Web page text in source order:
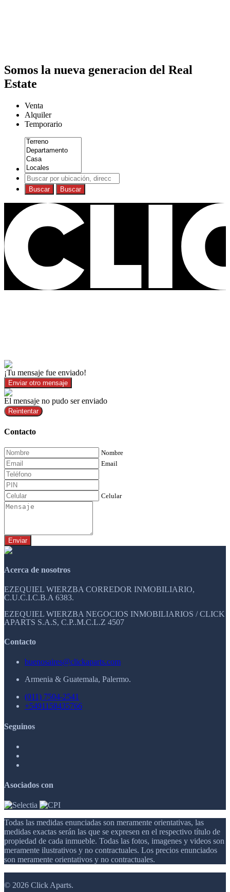
Somos la nueva generacion del Real
Estate
Venta
Alquiler
Temporario
Buscar Buscar
¡Tu mensaje fue enviado!
Enviar otro mensaje
El mensaje no pudo ser enviado
Reintentar
Contacto
Nombre
Email
Celular
Enviar
Acerca de nosotros
EZEQUIEL WIERZBA CORREDOR INMOBILIARIO,
C.U.C.I.C.B.A 6383.
EZEQUIEL WIERZBA NEGOCIOS INMOBILIARIOS / CLICK
APARTS S.A.S, C.P..M.C.L.Z 4507
Contacto
buenosaires@clickaparts.com
Armenia & Guatemala, Palermo.
(011) 7504-2541
+5491158435766
Seguinos
Asociados con
Todas las medidas enunciadas son meramente orientativas, las
medidas exactas serán las que se expresen en el respectivo título de
propiedad de cada inmueble. Todas las fotos, imagenes y videos son
meramente ilustrativos y no contractuales. Los precios enunciados
son meramente orientativos y no contractuales.
© 2026 Click Aparts.